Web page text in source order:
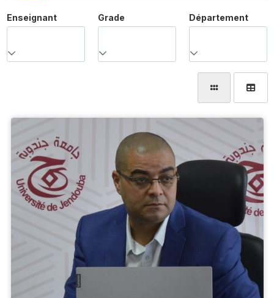
Enseignant Grade Département